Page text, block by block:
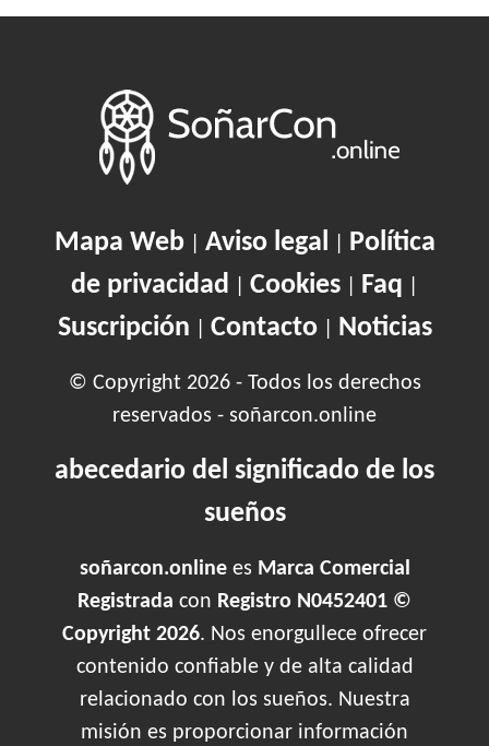
Mapa Web| Aviso legal
Política
de privacidad
Cookies Faq
Suscripción Contacto| Noticias
© Copyright 2026 - Todos los derechos
reservados - soñarcon.online
abecedario del significado de los
sueños
soñarcon.onlinees Marca Comercial
Registrada con Registro N0452401 ©
Copyright 2026. Nos enorgullece ofrecer
contenido confiable y de alta calidad
relacionado con los sueños. Nuestra
misión es proporcionar información